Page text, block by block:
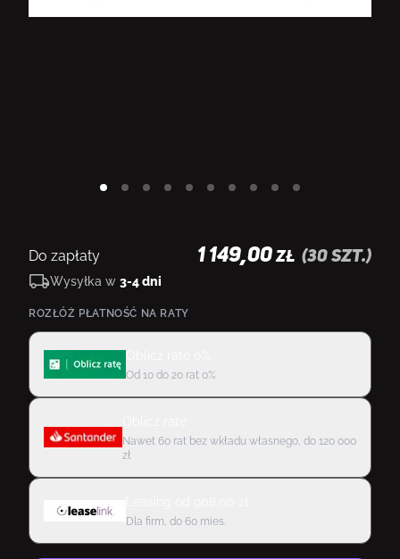
Do zapłaty 1 149,00 ZŁ (30 szt.)
Wysyłka w 3-4 dni
ROZŁÓŻ PŁATNOŚĆ NA RATY
Od 10 do 20 rat 0%
Nawet 60 rat bez wkładu własnego, do 120 000
zł
Dla firm, do 60 mies.